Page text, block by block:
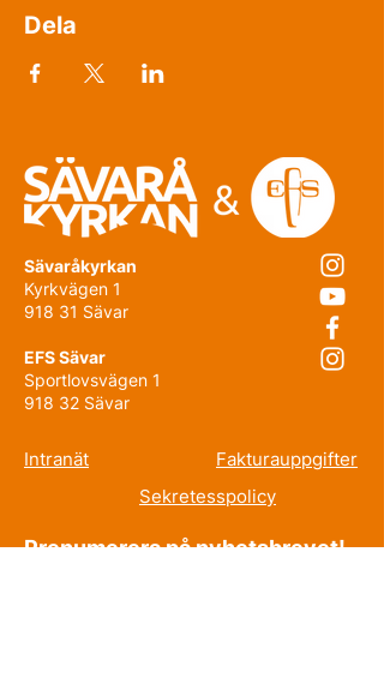
Dela
Sävaråkyrkan
Kyrkvägen 1
918 31 Sävar
EFS Sävar
Sportlovsvägen 1
918 32 Sävar
Fakturauppgifter
Intranät
Sekretesspolicy
Prenumerera på nyhetsbrevet!